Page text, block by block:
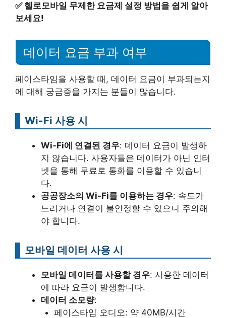
✅ 헬로모바일 무제한 요금제 설정 방법을 쉽게 알아
보세요!
데이터 요금 부과 여부
페이스타임을 사용할 때, 데이터 요금이 부과되는지
에 대해 궁금증을 가지는 분들이 많습니다.
Wi-Fi 사용 시
Wi-Fi에 연결된 경우: 데이터 요금이 발생하
지 않습니다. 사용자들은 데이터가 아닌 인터
넷을 통해 무료로 통화를 이용할 수 있습니
다.
공공장소의 Wi-Fi를 이용하는 경우: 속도가
느리거나 연결이 불안정할 수 있으니 주의해
야 합니다.
모바일 데이터 사용 시
모바일 데이터를 사용할 경우: 사용한 데이터
에 따라 요금이 발생합니다.
데이터 소모량:
페이스타임 오디오: 약 40MB/시간